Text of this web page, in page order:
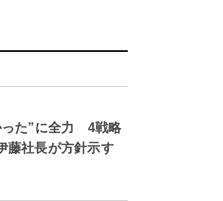
った”に全力 4戦略
社長が方針示す